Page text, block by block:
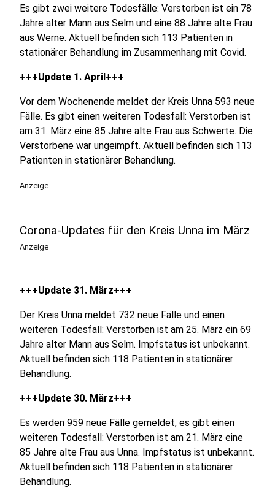
Es gibt zwei weitere Todesfälle: Verstorben ist ein 78
Jahre alter Mann aus Selm und eine 88 Jahre alte Frau
aus Werne. Aktuell befinden sich 113 Patienten in
stationärer Behandlung im Zusammenhang mit Covid.
+++Update 1. April+++
Vor dem Wochenende meldet der Kreis Unna 593 neue
Fälle. Es gibt einen weiteren Todesfall: Verstorben ist
am 31. März eine 85 Jahre alte Frau aus Schwerte. Die
Verstorbene war ungeimpft. Aktuell befinden sich 113
Patienten in stationärer Behandlung.
Anzeige
Corona-Updates für den Kreis Unna im März
Anzeige
+++Update 31. März+++
Der Kreis Unna meldet 732 neue Fälle und einen
weiteren Todesfall: Verstorben ist am 25. März ein 69
Jahre alter Mann aus Selm. Impfstatus ist unbekannt.
Aktuell befinden sich 118 Patienten in stationärer
Behandlung.
+++Update 30. März+++
Es werden 959 neue Fälle gemeldet, es gibt einen
weiteren Todesfall: Verstorben ist am 21. März eine
85 Jahre alte Frau aus Unna. Impfstatus ist unbekannt.
Aktuell befinden sich 118 Patienten in stationärer
Behandlung.